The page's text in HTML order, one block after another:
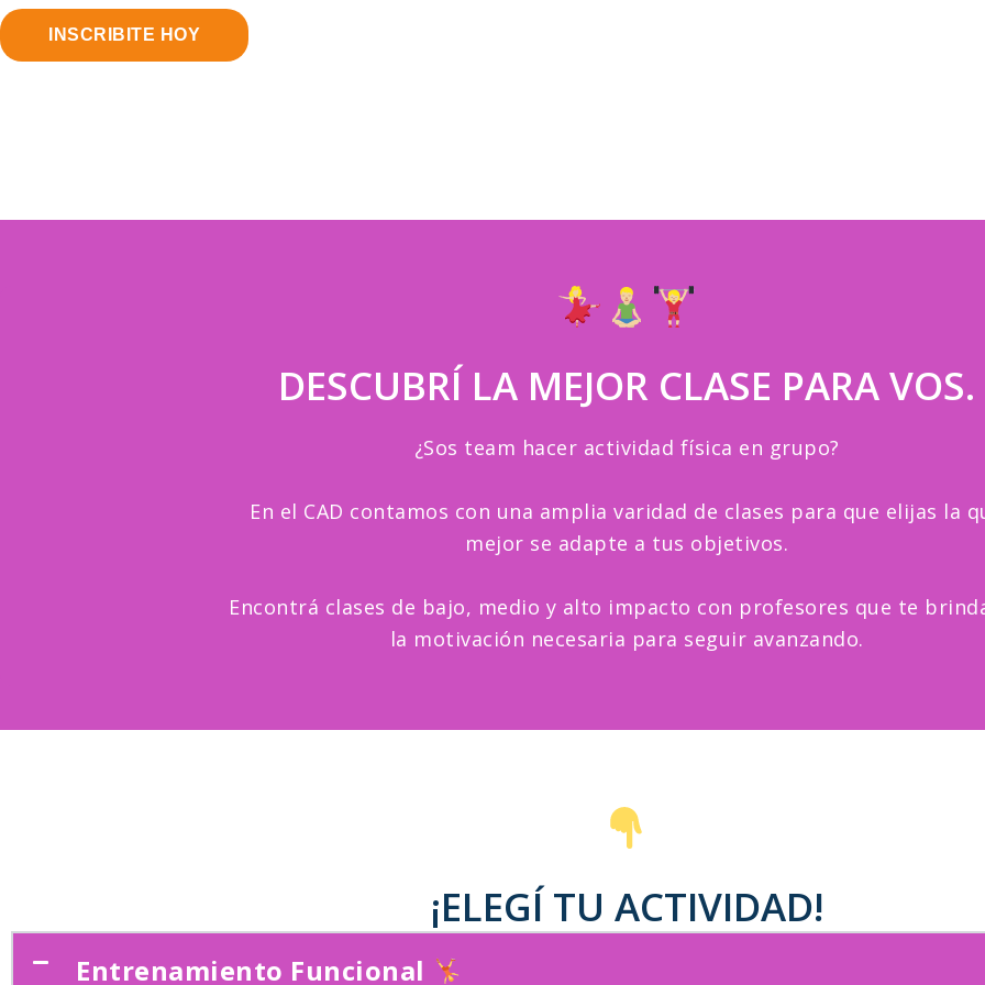
INSCRIBITE HOY
DESCUBRÍ LA MEJOR CLASE PARA VOS.
¿Sos team hacer actividad física en grupo?
En el CAD contamos con una amplia varidad de clases para que elijas la
mejor se adapte a tus objetivos.
Encontrá clases de bajo, medio y alto impacto con profesores que te
la motivación necesaria para seguir avanzando.
¡ELEGÍ TU ACTIVIDAD!
Entrenamiento Funcional